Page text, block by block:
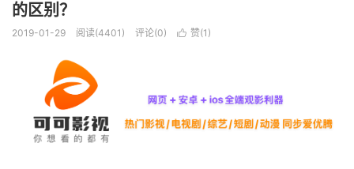
的区别？
2019-01-29 阅读(4401) 评论(0)  赞(1 )